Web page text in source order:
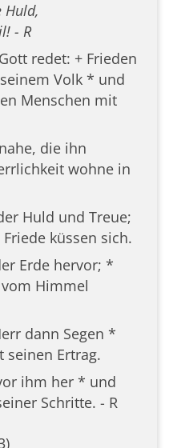
Huld,
- R
redet: + Frieden
Volk * und
Menschen mit
die ihn
wohne in
Huld und Treue;
küssen sich.
Erde hervor; *
Himmel
dann Segen *
seinen Ertrag.
ihm her * und
Schritte. - R